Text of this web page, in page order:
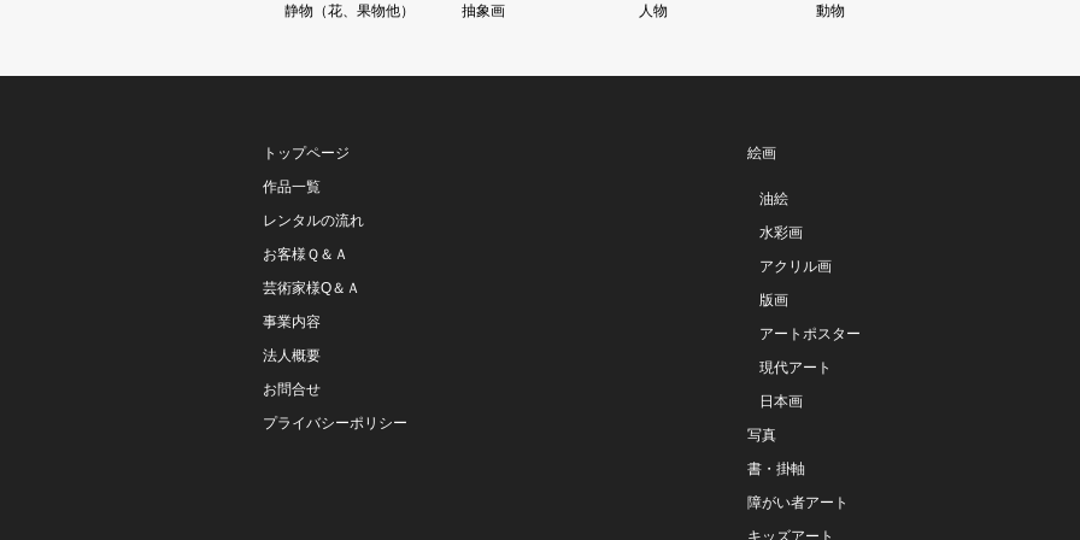
静物（花、果物他） 抽象画 人物 動物
トップページ
作品一覧
レンタルの流れ
お客様Ｑ＆Ａ
芸術家様Q＆Ａ
事業内容
法人概要
お問合せ
プライバシーポリシー
絵画
油絵
水彩画
アクリル画
版画
アートポスター
現代アート
日本画
写真
書・掛軸
障がい者アート